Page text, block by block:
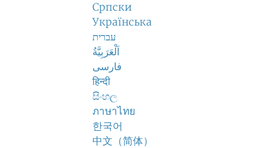
Српски
Українська
עברית
اَلْعَرَبِيَّةُ
فارسی
हिन्दी
සිංහල
ภาษาไทย
한국어
中文（简体）